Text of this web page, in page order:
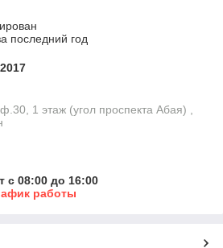
последний год
1 этаж (угол проспекта Абая) ,
с 08:00 до 16:00
работы